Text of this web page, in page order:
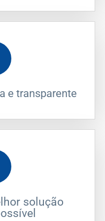
e transparente
solução